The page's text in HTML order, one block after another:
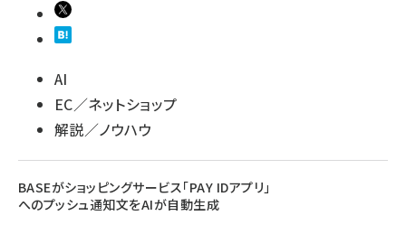
AI
EC／ネットショップ
解説／ノウハウ
BASEがショッピングサービス「PAY IDアプリ」
へのプッシュ通知文をAIが自動生成